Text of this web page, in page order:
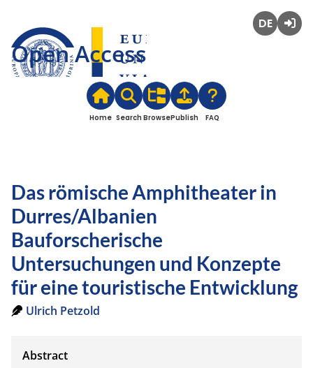
Open Access
Home Search BrowsePublish FAQ
Das römische Amphitheater in
Durres/Albanien
Bauforscherische
Untersuchungen und Konzepte
für eine touristische Entwicklung
Ulrich Petzold